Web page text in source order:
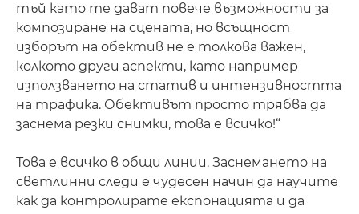
тъй като те дават повече възможности за
композиране на сцената, но всъщност
изборът на обектив не е толкова важен,
колкото други аспекти, като например
използването на статив и интензивността
на трафика. Обективът просто трябва да
заснема резки снимки, това е всичко!“
Това е всичко в общи линии. Заснемането на
светлинни следи е чудесен начин да научите
как да контролирате експонацията и да